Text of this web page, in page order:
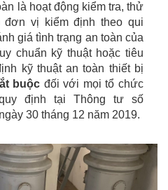
là hoạt động kiểm tra, thử
đơn vị kiểm định theo qui
giá tình trạng an toàn của
chuẩn kỹ thuật hoặc tiêu
kỹ thuật an toàn thiết bị
buộc đối với mọi tổ chức
định tại Thông tư số
30 tháng 12 năm 2019.